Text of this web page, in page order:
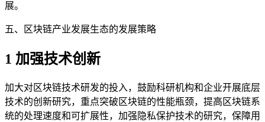
展。
五、区块链产业发展生态的发展策略
1 加强技术创新
加大对区块链技术研发的投入，鼓励科研机构和企业开展底层
技术的创新研究，重点突破区块链的性能瓶颈，提高区块链系
统的处理速度和可扩展性，加强隐私保护技术的研究，保障用